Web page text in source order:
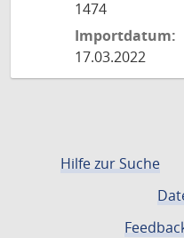
1474
Importdatum:
17.03.2022
Hilfe zur Suche